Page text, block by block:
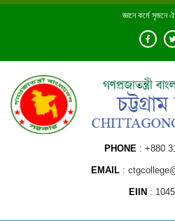
Skip
জ্ঞানে কর্মে সৃজনে
PHONE +880
EMAIL
EIIN